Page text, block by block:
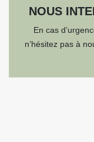
NOUS
En cas
n’hésitez pas à